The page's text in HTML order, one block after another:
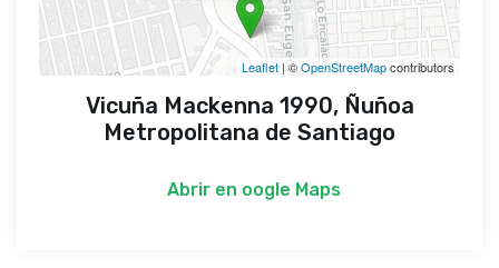
Leaflet | ©OpenStreetMapcontributors
Vicuña Mackenna 1990, Ñuñoa
Metropolitana de Santiago
Abrir en oogle Maps